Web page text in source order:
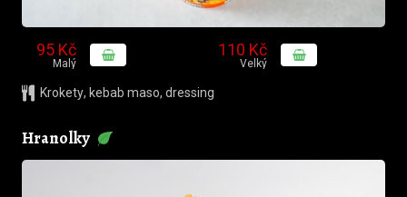
95 Kč
Malý
110 Kč
Velký
Krokety, kebab maso, dressing
Hranolky